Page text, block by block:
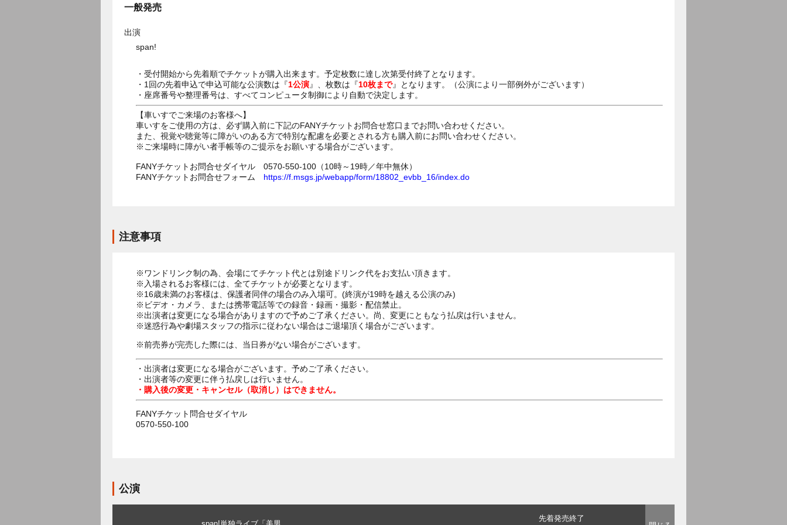
一般発売
出演
span!
・受付開始から先着順でチケットが購入出来ます。予定枚数に達し次第受付終了となります。
・1回の先着申込で申込可能な公演数は『1公演』、枚数は『10枚まで』となります。（公演により一部例外がございます）
・座席番号や整理番号は、すべてコンピュータ制御により自動で決定します。
【車いすでご来場のお客様へ】
車いすをご使用の方は、必ず購入前に下記のFANYチケットお問合せ窓口までお問い合わせください。
また、視覚や聴覚等に障がいのある方で特別な配慮を必要とされる方も購入前にお問い合わせください。
※ご来場時に障がい者手帳等のご提示をお願いする場合がございます。
FANYチケットお問合せダイヤル 0570-550-100（10時～19時／年中無休）
FANYチケットお問合せフォーム https://f.msgs.jp/webapp/form/18802_evbb_16/index.do
注意事項
※ワンドリンク制の為、会場にてチケット代とは別途ドリンク代をお支払い頂きます。
※入場されるお客様には、全てチケットが必要となります。
※16歳未満のお客様は、保護者同伴の場合のみ入場可。(終演が19時を越える公演のみ)
※ビデオ・カメラ、または携帯電話等での録音・録画・撮影・配信禁止。
※出演者は変更になる場合がありますので予めご了承ください。尚、変更にともなう払戻は行いません。
※迷惑行為や劇場スタッフの指示に従わない場合はご退場頂く場合がございます。
※前売券が完売した際には、当日券がない場合がございます。
・出演者は変更になる場合がございます。予めご了承ください。
・出演者等の変更に伴う払戻しは行いません。
・購入後の変更・キャンセル（取消し）はできません。
FANYチケット問合せダイヤル
0570-550-100
公演
先着発売終了